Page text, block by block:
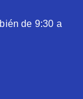
de 9:30 a